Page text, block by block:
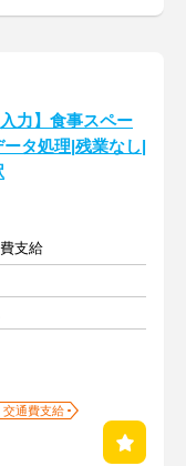
力】食事スペー
タ処理|残業なし|
支給
交通費支給